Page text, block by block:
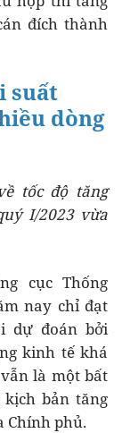
đích thành
suất
dòng
tốc độ tăng
I/2023 vừa
cục Thống
nay chỉ đạt
dự đoán bởi
kinh tế khá
là một bất
bản tăng
Chính phủ.